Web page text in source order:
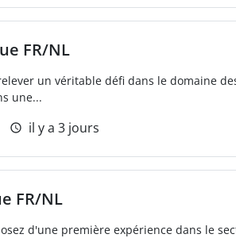
FR/NL
un véritable défi dans le domaine
une...
il y a 3 jours
FR/NL
d'une première expérience dans le